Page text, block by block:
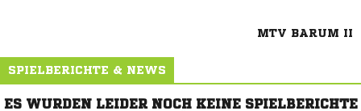
MTV BARUM II
SPIELBERICHTE & NEWS
ES WURDEN LEIDER NOCH KEINE SPIELBERICHTE